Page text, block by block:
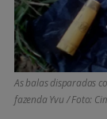
As balas disparadas
fazenda Yvu / Foto: